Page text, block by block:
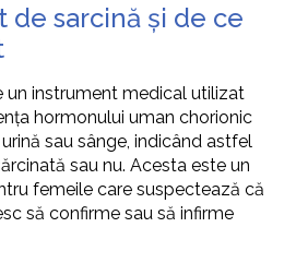
de sarcină și de ce
un instrument medical utilizat
hormonului uman chorionic
sau sânge, indicând astfel
sau nu. Acesta este un
femeile care suspectează că
să confirme sau să infirme